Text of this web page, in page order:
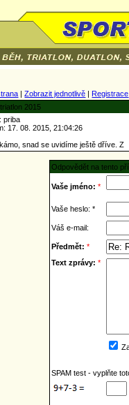
|Zobrazit jednotlivě |Registrace
2015
priba
17. 08. 2015, 21:04:26
snad se uvidíme ještě dříve. Z
Odpovědět na tento
Vaše jméno: *
Vaše heslo: *
Váš e-mail:
Předmět: *
Text zprávy: *
SPAM test - vyplňte